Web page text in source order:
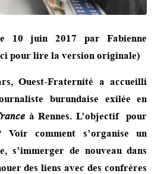
10 juin 2017 par Fabienne
pour lire la version originale)
Ouest-Fraternité a accueilli
burundaise exilée en
à Rennes. L’objectif pour
comment s’organise un
s’immerger de nouveau dans
des liens avec des confrères